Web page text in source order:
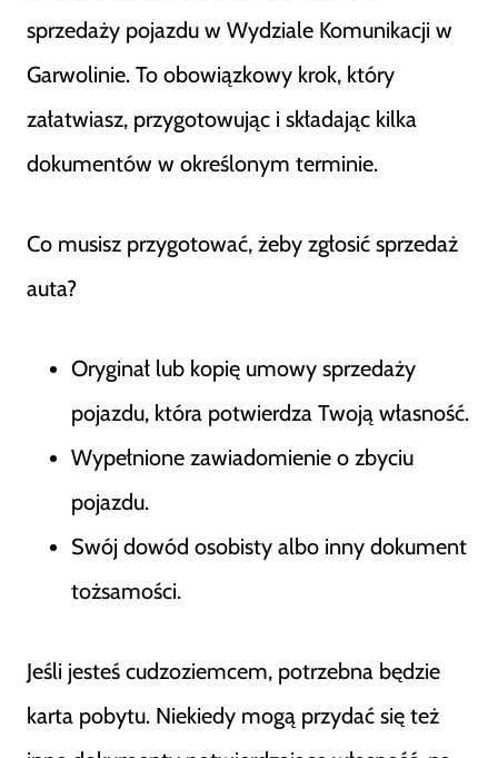
sprzedaży pojazdu w Wydziale Komunikacji w
Garwolinie. To obowiązkowy krok, który
załatwiasz, przygotowując i składając kilka
dokumentów w określonym terminie.
Co musisz przygotować, żeby zgłosić sprzedaż
auta?
Oryginał lub kopię umowy sprzedaży
pojazdu, która potwierdza Twoją własność.
Wypełnione zawiadomienie o zbyciu
pojazdu.
Swój dowód osobisty albo inny dokument
tożsamości.
Jeśli jesteś cudzoziemcem, potrzebna będzie
karta pobytu. Niekiedy mogą przydać się też